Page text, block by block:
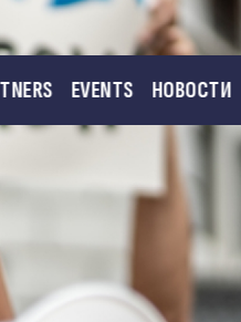
EVENTS НОВОСТИ